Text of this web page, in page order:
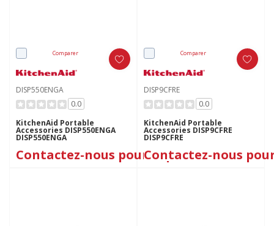
Comparer
DISP550ENGA
0.0
KitchenAid Portable
Accessories DISP550ENGA
DISP550ENGA
Contactez-nous pour le prix
Comparer
DISP9CFRE
0.0
KitchenAid Portable
Accessories DISP9CFRE
DISP9CFRE
Contactez-nous